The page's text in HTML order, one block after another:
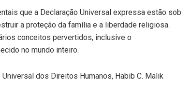
que a Declaração Universal expressa estão sob
a proteção da família e a liberdade religiosa.
conceitos pervertidos, inclusive o
no mundo inteiro.
dos Direitos Humanos, Habib C. Malik